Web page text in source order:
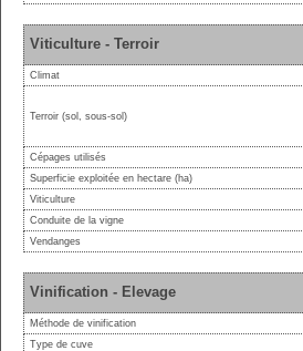
Viticulture - Terroir
Climat
Terroir (sol, sous-sol)
Cépages utilisés
Superficie exploitée en hectare (ha)
Viticulture
Conduite de la vigne
Vendanges
Vinification - Elevage
Méthode de vinification
Type de cuve